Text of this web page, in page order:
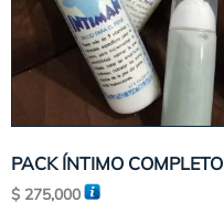
PACK ÍNTIMO COMPLETO
$ 275,000